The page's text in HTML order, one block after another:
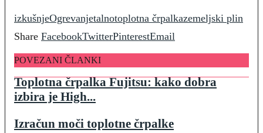
izkušnjeOgrevanjetalnotoplotna črpalkazemeljski plin
Share FacebookTwitterPinterestEmail
POVEZANI ČLANKI
Toplotna črpalka Fujitsu: kako dobra
izbira je High...
Izračun moči toplotne črpalke